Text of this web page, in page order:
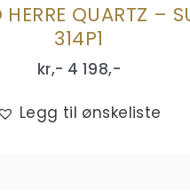
HERRE QUARTZ –
314P1
kr,- 4 198,-
Legg til ønskeliste